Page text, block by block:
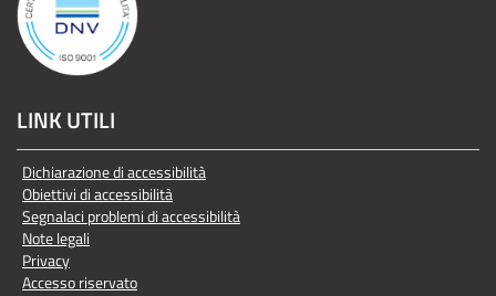
LINK UTILI
Dichiarazione di accessibilità
Obiettivi di accessibilità
Segnalaci problemi di accessibilità
Note legali
Privacy
Accesso riservato